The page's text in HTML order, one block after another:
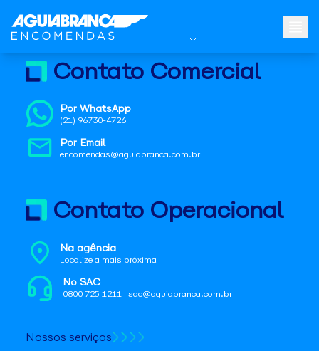
Contato Comercial
Por WhatsApp
(21) 96730-4726
Por Email
encomendas@aguiabranca.com.br
Contato Operacional
Na agência
Localize a mais próxima
No SAC
0800 725 1211 | sac@aguiabranca.com.br
Nossos serviços